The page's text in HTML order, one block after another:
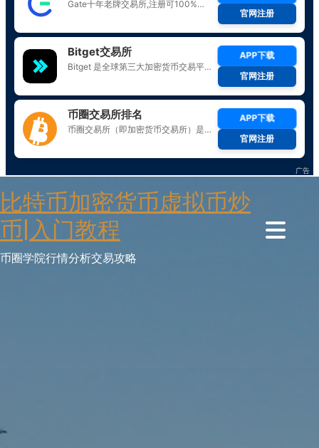
to
content
比特币加密货币虚拟币炒
币|入门教程
币圈学院行情分析交易攻略